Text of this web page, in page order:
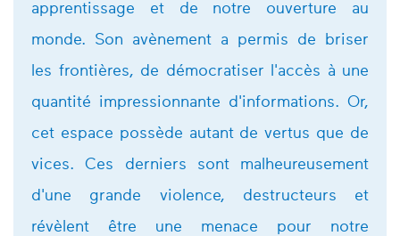
apprentissage et de notre ouverture au
monde. Son avènement a permis de briser
les frontières, de démocratiser l'accès à une
quantité impressionnante d'informations. Or,
cet espace possède autant de vertus que de
vices. Ces derniers sont malheureusement
d'une grande violence, destructeurs et
révèlent être une menace pour notre